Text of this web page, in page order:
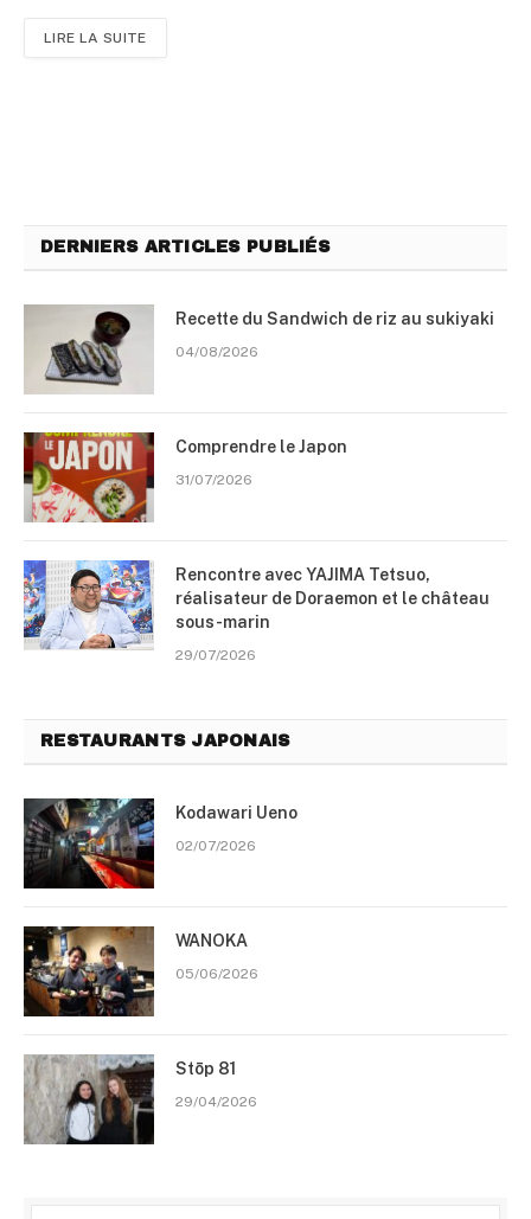
LIRE LA SUITE
DERNIERS ARTICLES PUBLIÉS
Recette du Sandwich de riz au sukiyaki
04/08/2026
Comprendre le Japon
31/07/2026
Rencontre avec YAJIMA Tetsuo,
réalisateur de Doraemon et le château
sous-marin
29/07/2026
RESTAURANTS JAPONAIS
Kodawari Ueno
02/07/2026
WANOKA
05/06/2026
Stōp 81
29/04/2026